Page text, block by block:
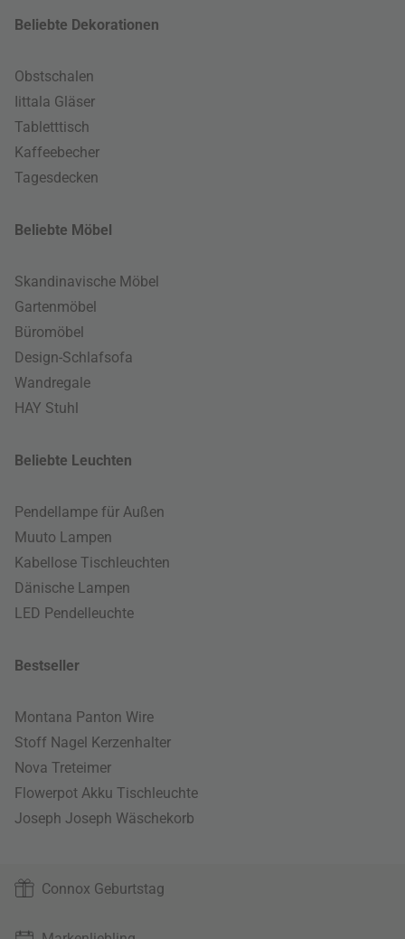
Beliebte Dekorationen
Obstschalen
Iittala Gläser
Tabletttisch
Kaffeebecher
Tagesdecken
Beliebte Möbel
Skandinavische Möbel
Gartenmöbel
Büromöbel
Design-Schlafsofa
Wandregale
HAY Stuhl
Beliebte Leuchten
Pendellampe für Außen
Muuto Lampen
Kabellose Tischleuchten
Dänische Lampen
LED Pendelleuchte
Bestseller
Montana Panton Wire
Stoff Nagel Kerzenhalter
Nova Treteimer
Flowerpot Akku Tischleuchte
Joseph Joseph Wäschekorb
Connox Geburtstag